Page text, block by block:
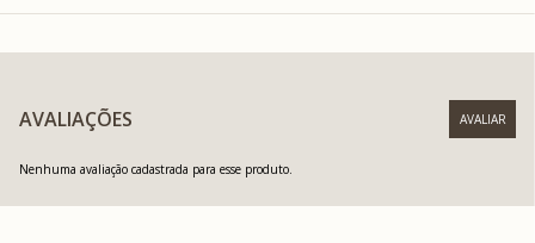
AVALIAÇÕES
Nenhuma avaliação cadastrada para esse produto.